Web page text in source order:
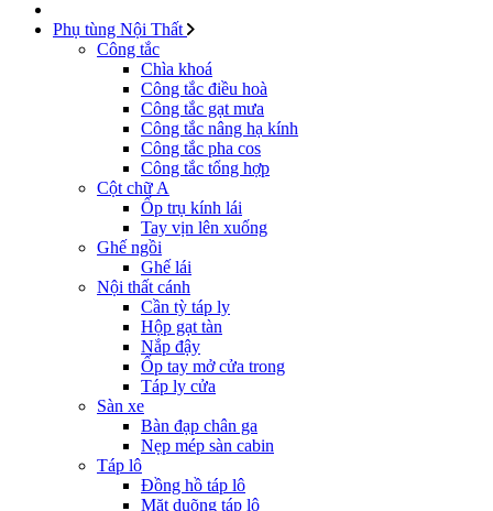
Phụ tùng Nội Thất
Công tắc
Chìa khoá
Công tắc điều hoà
Công tắc gạt mưa
Công tắc nâng hạ kính
Công tắc pha cos
Công tắc tổng hợp
Cột chữ A
Ốp trụ kính lái
Tay vịn lên xuống
Ghế ngồi
Ghế lái
Nội thất cánh
Cần tỳ táp ly
Hộp gạt tàn
Nắp đậy
Ốp tay mở cửa trong
Táp ly cửa
Sàn xe
Bàn đạp chân ga
Nẹp mép sàn cabin
Táp lô
Đồng hồ táp lô
Mặt duõng táp lô